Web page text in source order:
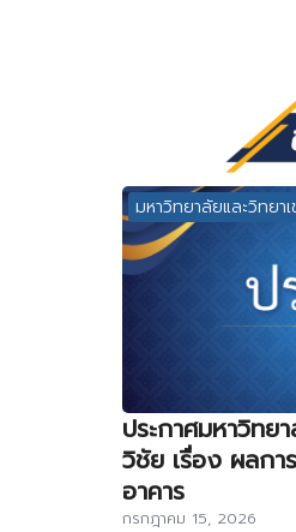
มหาวิทยาลัยและวิทยา
ประกาศมหาวิทย
วิชัย เรื่อง ผลกา
อาคาร
กรกฎาคม 15, 2026